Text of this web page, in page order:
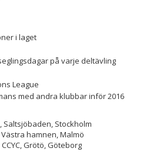
i laget
på varje deltävling
League
med andra klubbar inför 2016
Saltsjöbaden, Stockholm
Västra hamnen, Malmö
Grötö, Göteborg